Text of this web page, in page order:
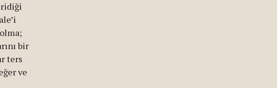
bir
ters
ve